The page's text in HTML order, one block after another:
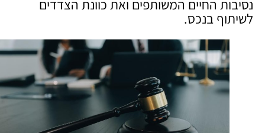
נסיבות החיים המשותפים ואת כוונת הצדדים
לשיתוף בנכס.